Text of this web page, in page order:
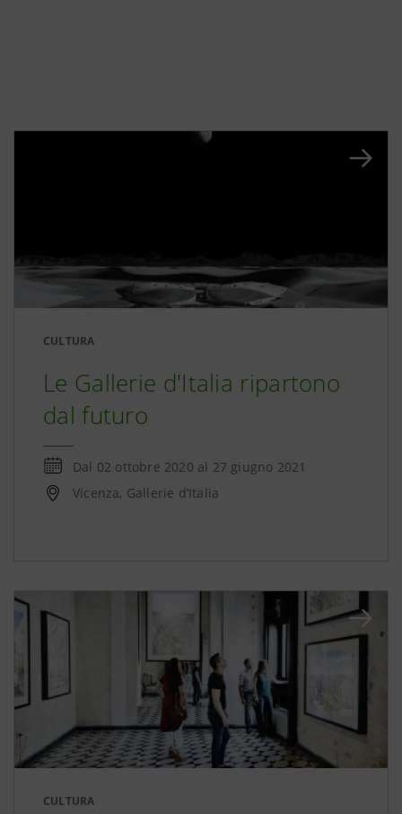
CULTURA
Le Gallerie d'Italia ripartono
dal futuro
Dal 02 ottobre 2020 al 27 giugno 2021
Vicenza, Gallerie d’Italia
CULTURA